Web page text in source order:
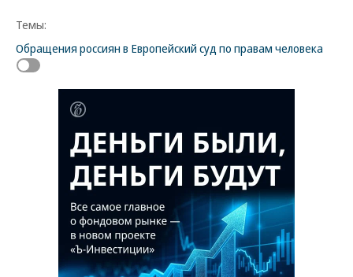
Темы:
Обращения россиян в Европейский суд по правам человека